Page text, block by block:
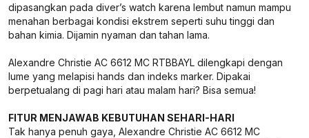
dipasangkan pada diver’s watch karena lembut namun mampu
menahan berbagai kondisi ekstrem seperti suhu tinggi dan
bahan kimia. Dijamin nyaman dan tahan lama.
Alexandre Christie AC 6612 MC RTBBAYL dilengkapi dengan
lume yang melapisi hands dan indeks marker. Dipakai
berpetualang di pagi hari atau malam hari? Bisa semua!
FITUR MENJAWAB KEBUTUHAN SEHARI-HARI
Tak hanya penuh gaya, Alexandre Christie AC 6612 MC